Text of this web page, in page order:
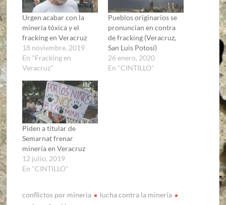
Urgen acabar con la
minería tóxica y el
fracking en Veracruz
18 noviembre, 2019
En "Fracking en
Veracruz"
Pueblos originarios se
pronuncian en contra
de fracking (Veracruz,
San Luis Potosí)
26 enero, 2020
En "CINTILLO"
Piden a titular de
Semarnat frenar
minería en Veracruz
12 julio, 2019
En "CINTILLO"
conflictos por mineria
lucha contra la minería